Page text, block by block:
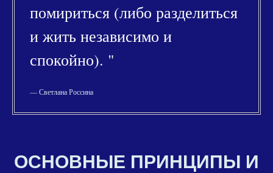
помириться (либо разделиться
и жить независимо и
спокойно). "
— Светлана Россина
ОСНОВНЫЕ ПРИНЦИПЫ И